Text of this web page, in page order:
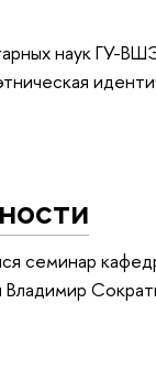
наук ГУ-
семинар